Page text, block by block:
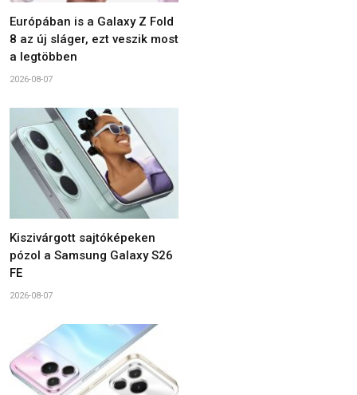
Európában is a Galaxy Z Fold
8 az új sláger, ezt veszik most
a legtöbben
2026-08-07
Kiszivárgott sajtóképeken
pózol a Samsung Galaxy S26
FE
2026-08-07